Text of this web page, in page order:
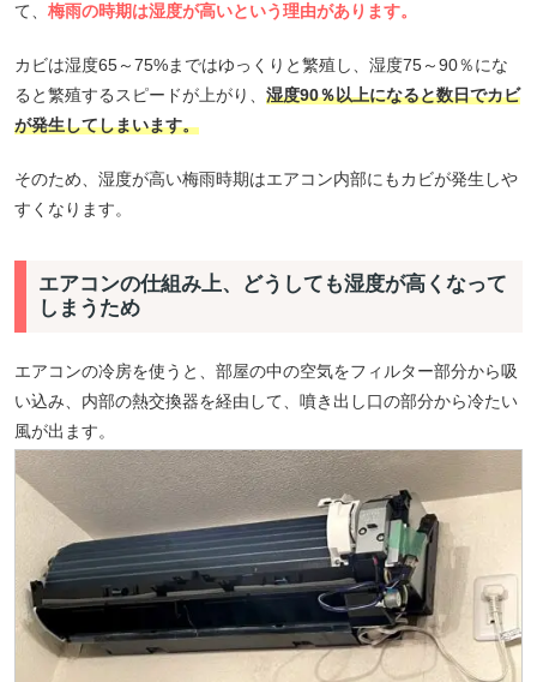
て、 梅雨の時期は湿度が高いという理由があります。
カビは湿度65～75%まではゆっくりと繁殖し、湿度75～90％にな
ると繁殖するスピードが上がり、 湿度90％以上になると数日でカビ
が発生してしまいます。
そのため、湿度が高い梅雨時期はエアコン内部にもカビが発生しや
すくなります。
エアコンの仕組み上、どうしても湿度が高くなって
しまうため
エアコンの冷房を使うと、部屋の中の空気をフィルター部分から吸
い込み、内部の熱交換器を経由して、噴き出し口の部分から冷たい
風が出ます。